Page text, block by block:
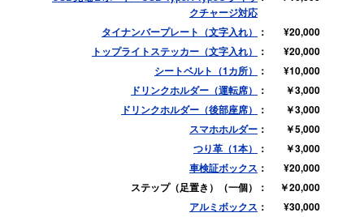
クチャージ対応
タイナンバープレート（文字入れ）
¥20,000
トップライトステッカー（文字入れ）
¥20,000
シートベルト（1カ所）
¥10,000
ドリンクホルダー（運転席）
￥3,000
ドリンクホルダー（後部座席）
￥3,000
スマホホルダー
￥5,000
つり革（1本）
￥3,000
車検証ボックス
¥20,000
ステップ（足置き）（一個）
￥20,000
アルミボックス
¥30,000